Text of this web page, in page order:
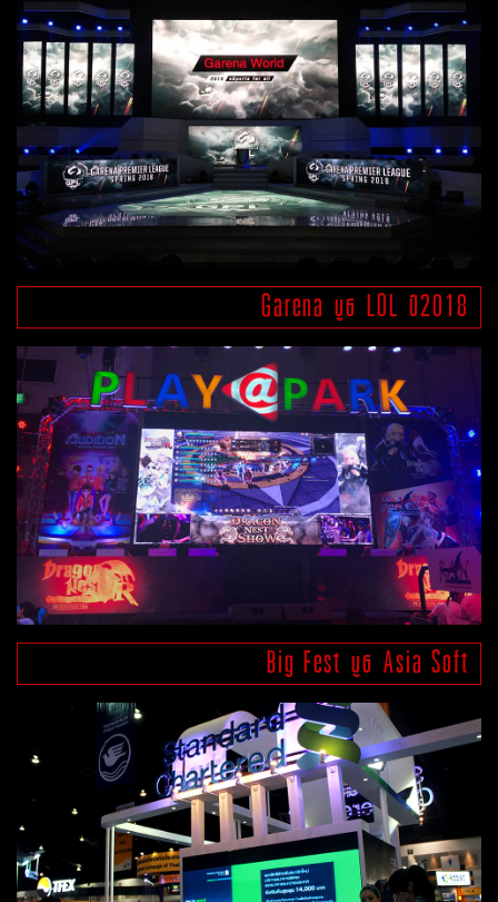
Garena บูธ LOL ปี2018
Big Fest บูธ Asia Soft